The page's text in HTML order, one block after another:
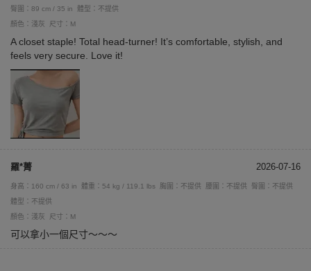
臀圍：89 cm / 35 in
體型：不提供
顏色：淺灰
尺寸：M
A closet staple! Total head-turner! It’s comfortable, stylish, and
feels very secure. Love it!
羅*菁 2026-07-16
身高：160 cm / 63 in 體重：54 kg / 119.1 lbs 胸圍：不提供 腰圍：不提供
臀圍：不提供
體型：不提供
顏色：淺灰
尺寸：M
可以拿小一個尺寸～～～